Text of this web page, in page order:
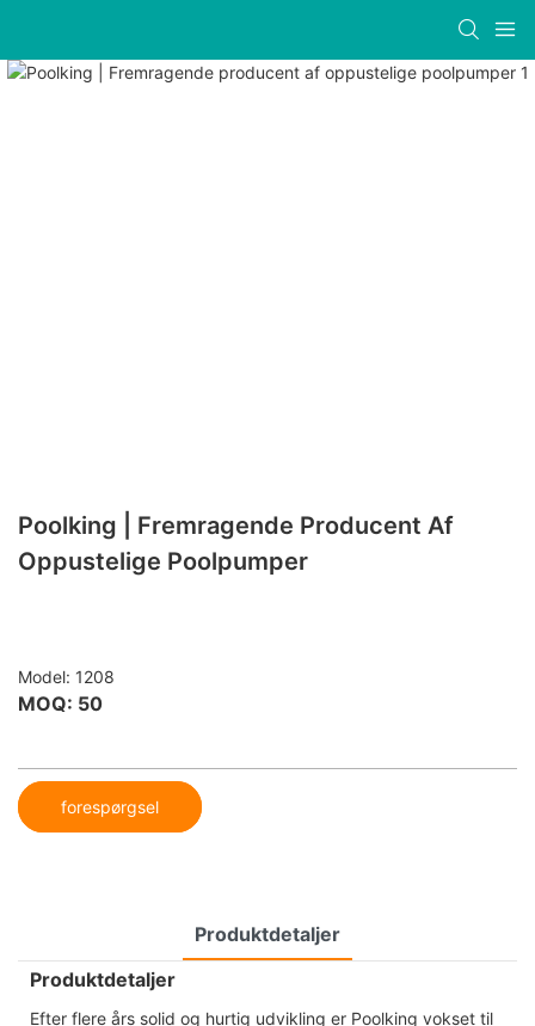
Poolking | Fremragende Producent Af
Oppustelige Poolpumper
Model: 1208
MOQ: 50
forespørgsel
Produktdetaljer
Produktdetaljer
Efter flere års solid og hurtig udvikling er Poolking vokset til